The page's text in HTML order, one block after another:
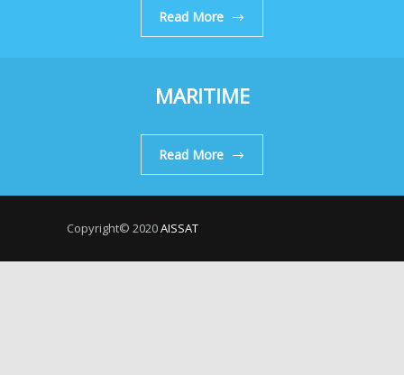
Read More
MARITIME
Read More
Copyright© 2020AISSAT